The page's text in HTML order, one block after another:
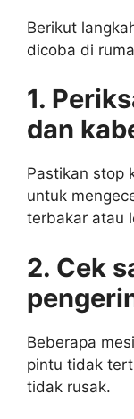
Berikut
dicoba di
1.
dan
Pastikan stop
untuk
terbakar atau
2. Cek
Beberapa
pintu tidak
tidak rusak.